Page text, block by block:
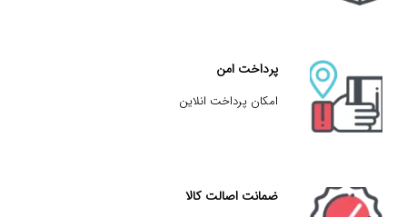
پرداخت امن
امکان پرداخت انلاین
ضمانت اصالت کالا